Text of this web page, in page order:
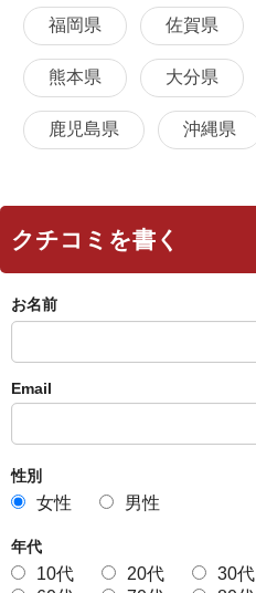
福岡県 佐賀県
熊本県 大分県
鹿児島県 沖縄県
クチコミを書く
お名前
Email
性別
女性 男性
年代
10代 20代 30代